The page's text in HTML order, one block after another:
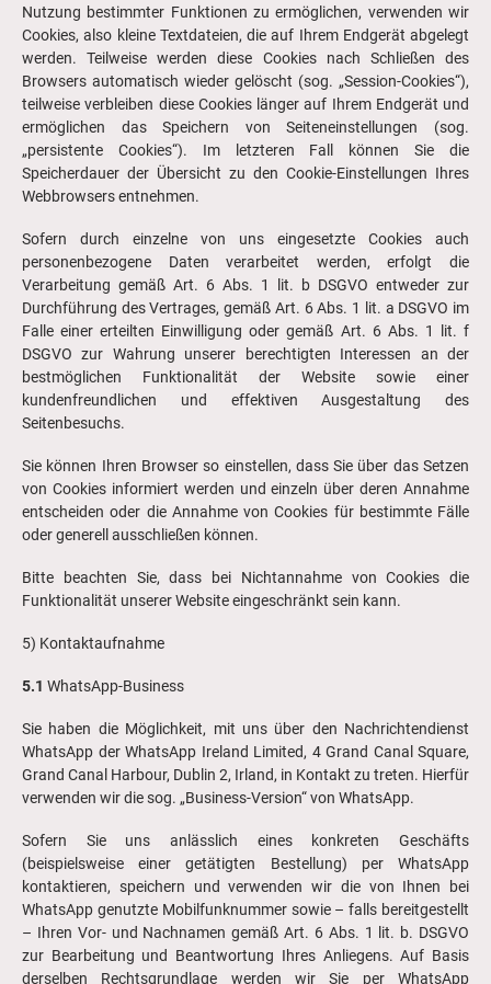
Nutzung bestimmter Funktionen zu ermöglichen, verwenden wir
Cookies, also kleine Textdateien, die auf Ihrem Endgerät abgelegt
werden. Teilweise werden diese Cookies nach Schließen des
Browsers automatisch wieder gelöscht (sog. „Session-Cookies“),
teilweise verbleiben diese Cookies länger auf Ihrem Endgerät und
ermöglichen das Speichern von Seiteneinstellungen (sog.
„persistente Cookies“). Im letzteren Fall können Sie die
Speicherdauer der Übersicht zu den Cookie-Einstellungen Ihres
Webbrowsers entnehmen.
Sofern durch einzelne von uns eingesetzte Cookies auch
personenbezogene Daten verarbeitet werden, erfolgt die
Verarbeitung gemäß Art. 6 Abs. 1 lit. b DSGVO entweder zur
Durchführung des Vertrages, gemäß Art. 6 Abs. 1 lit. a DSGVO im
Falle einer erteilten Einwilligung oder gemäß Art. 6 Abs. 1 lit. f
DSGVO zur Wahrung unserer berechtigten Interessen an der
bestmöglichen Funktionalität der Website sowie einer
kundenfreundlichen und effektiven Ausgestaltung des
Seitenbesuchs.
Sie können Ihren Browser so einstellen, dass Sie über das Setzen
von Cookies informiert werden und einzeln über deren Annahme
entscheiden oder die Annahme von Cookies für bestimmte Fälle
oder generell ausschließen können.
Bitte beachten Sie, dass bei Nichtannahme von Cookies die
Funktionalität unserer Website eingeschränkt sein kann.
5) Kontaktaufnahme
5.1 WhatsApp-Business
Sie haben die Möglichkeit, mit uns über den Nachrichtendienst
WhatsApp der WhatsApp Ireland Limited, 4 Grand Canal Square,
Grand Canal Harbour, Dublin 2, Irland, in Kontakt zu treten. Hierfür
verwenden wir die sog. „Business-Version“ von WhatsApp.
Sofern Sie uns anlässlich eines konkreten Geschäfts
(beispielsweise einer getätigten Bestellung) per WhatsApp
kontaktieren, speichern und verwenden wir die von Ihnen bei
WhatsApp genutzte Mobilfunknummer sowie – falls bereitgestellt
– Ihren Vor- und Nachnamen gemäß Art. 6 Abs. 1 lit. b. DSGVO
zur Bearbeitung und Beantwortung Ihres Anliegens. Auf Basis
derselben Rechtsgrundlage werden wir Sie per WhatsApp